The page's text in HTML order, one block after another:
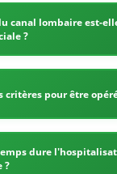
canal lombaire est-
?
critères pour être
dure
?